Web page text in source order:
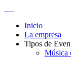
Inicio
La empresa
Tipos de
Música